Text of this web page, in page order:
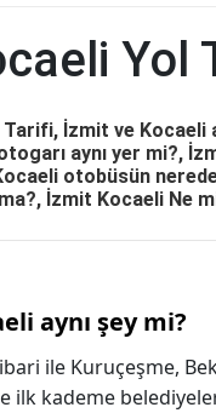
Yol
İzmit ve Kocaeli
aynı yer mi?,
otobüsün
İzmit Kocaeli Ne
aynı şey mi?
ile Kuruçeşme,
ilk kademe